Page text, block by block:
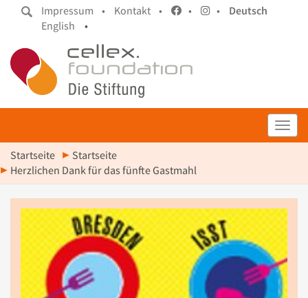
Impressum • Kontakt • • •
Deutsch
English
•
Startseite
Startseite
Herzlichen Dank für das fünfte Gastmahl